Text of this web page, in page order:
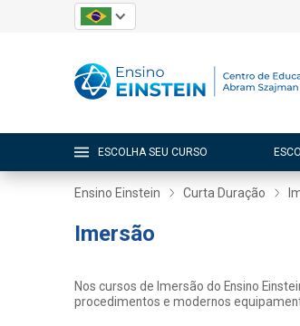
ESCOLHA SEU CURSO
Ensino Einstein Curta Duração
Imersão
Nos cursos de Imersão do Ensino
procedimentos e modernos